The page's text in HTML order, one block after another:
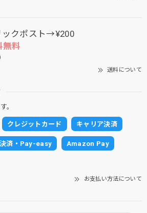
クポスト→¥200
無料
送料について
。
クレジットカード キャリア決済
済・Pay-easy Amazon Pay
お支払い方法について